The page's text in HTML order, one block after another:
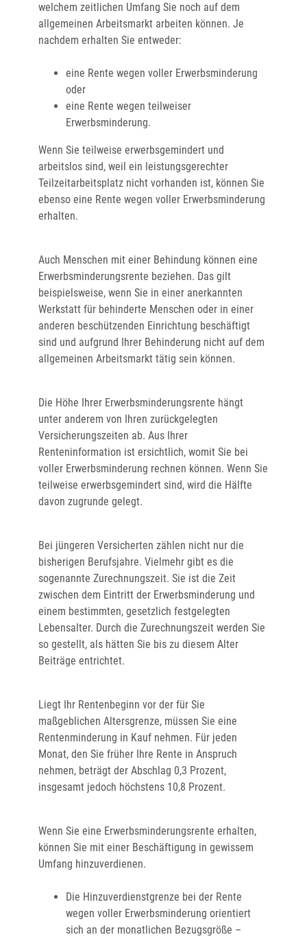
welchem zeitlichen Umfang Sie noch auf dem
allgemeinen Arbeitsmarkt arbeiten können. Je
nachdem erhalten Sie entweder:
eine Rente wegen voller Erwerbsminderung
oder
eine Rente wegen teilweiser
Erwerbsminderung.
Wenn Sie teilweise erwerbsgemindert und
arbeitslos sind, weil ein leistungsgerechter
Teilzeitarbeitsplatz nicht vorhanden ist, können Sie
ebenso eine Rente wegen voller Erwerbsminderung
erhalten.
Auch Menschen mit einer Behindung können eine
Erwerbsminderungsrente beziehen. Das gilt
beispielsweise, wenn Sie in einer anerkannten
Werkstatt für behinderte Menschen oder in einer
anderen beschützenden Einrichtung beschäftigt
sind und aufgrund Ihrer Behinderung nicht auf dem
allgemeinen Arbeitsmarkt tätig sein können.
Die Höhe Ihrer Erwerbsminderungsrente hängt
unter anderem von Ihren zurückgelegten
Versicherungszeiten ab. Aus Ihrer
Renteninformation ist ersichtlich, womit Sie bei
voller Erwerbsminderung rechnen können. Wenn Sie
teilweise erwerbsgemindert sind, wird die Hälfte
davon zugrunde gelegt.
Bei jüngeren Versicherten zählen nicht nur die
bisherigen Berufsjahre. Vielmehr gibt es die
sogenannte Zurechnungszeit. Sie ist die Zeit
zwischen dem Eintritt der Erwerbsminderung und
einem bestimmten, gesetzlich festgelegten
Lebensalter. Durch die Zurechnungszeit werden Sie
so gestellt, als hätten Sie bis zu diesem Alter
Beiträge entrichtet.
Liegt Ihr Rentenbeginn vor der für Sie
maßgeblichen Altersgrenze, müssen Sie eine
Rentenminderung in Kauf nehmen. Für jeden
Monat, den Sie früher Ihre Rente in Anspruch
nehmen, beträgt der Abschlag 0,3 Prozent,
insgesamt jedoch höchstens 10,8 Prozent.
Wenn Sie eine Erwerbsminderungsrente erhalten,
können Sie mit einer Beschäftigung in gewissem
Umfang hinzuverdienen.
Die Hinzuverdienstgrenze bei der Rente
wegen voller Erwerbsminderung orientiert
sich an der monatlichen Bezugsgröße –